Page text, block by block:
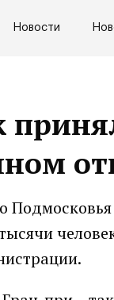
Новости